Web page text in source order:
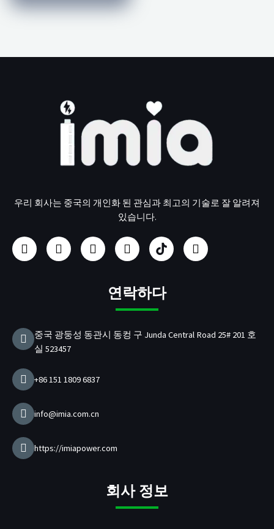
우리 회사는 중국의 개인화 된 관심과 최고의 기술로 잘 알려져
있습니다.
페
이
스
인
스
타
유
튜
브
링
크
드
U
S
B
P
D
전
기
트
위
터
연락하다
중국 광둥성 동관시 동컹 구 Junda Central Road 25# 201 호
실 523457
+86 151 1809 6837
info@imia.com.cn
https://imiapower.com
회사 정보